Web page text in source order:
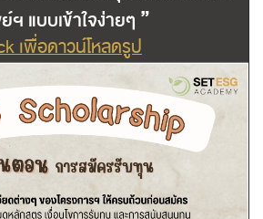
ฯ แบบเข้าใจง่ายๆ ”
เพื่อดาวน์โหลดรูป